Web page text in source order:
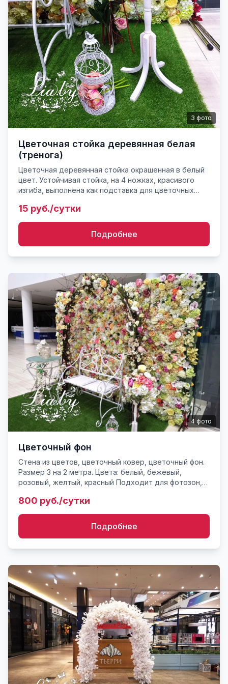
3 фото
Цветочная стойка деревянная белая
(тренога)
Цветочная деревянная стойка окрашенная в белый
цвет. Устойчивая стойка, на 4 ножках, красивого
изгиба, выполнена как подставка для цветочных
Вес порядк...
15 руб./сутки
Подробнее
4фото
Цветочный фон
Стена из цветов, цветочный ковер, цветочный фон.
Размер 3 на 2 метра. Цвета: белый, бежевый,
розовый, желтый, красный Подходит для фотозон,
стилизаци...
800 руб./сутки
Подробнее